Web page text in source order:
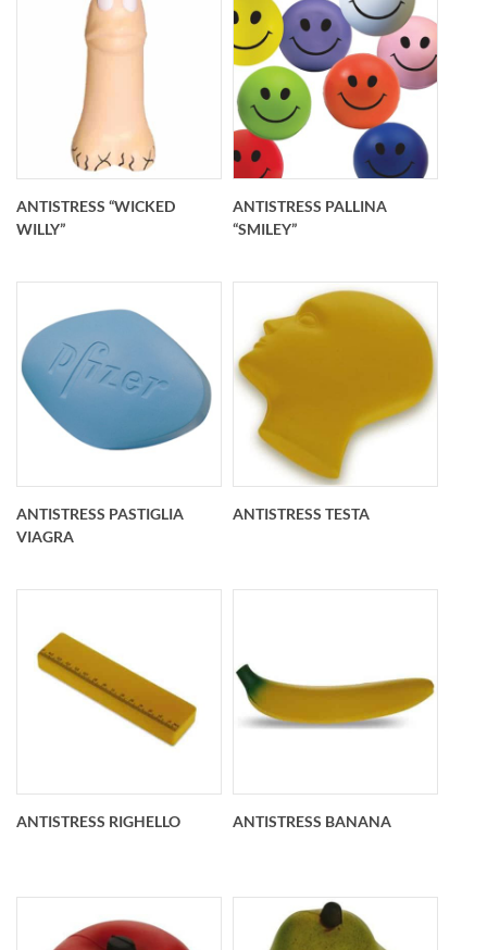
Cuore vibrante in
morbido antistress
Schiacciandolo vibra
per qualche secondo
- inclusa) 70x71 mm
Dente molare in
morbido PU
antistress
personalizzato
Antistress “Wicked
Willy” in morbido PU
130x65 mm
ANTISTRESS “WICKED
WILLY”
Pallina “smiley” in
morbido PU
antistress
personalizzato O 70
ANTISTRESS PALLINA
“SMILEY”
Antistress Pastiglia
Viagra in morbido PU
mm
ANTISTRESS PASTIGLIA
VIAGRA
antistress testa
ANTISTRESS TESTA
ANTISTRESS RIGHELLO ANTISTRESS BANANA